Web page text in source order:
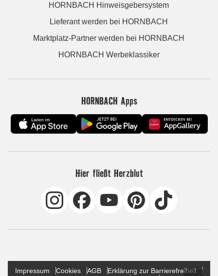
HORNBACH Hinweisgebersystem
Lieferant werden bei HORNBACH
Marktplatz-Partner werden bei HORNBACH
HORNBACH Werbeklassiker
HORNBACH Apps
Hier fließt Herzblut
Impressum Cookies AGB
Erklärung zur Barrierefreiheit